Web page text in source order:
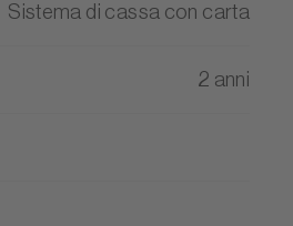
Sistema di cassa con carta
2 anni